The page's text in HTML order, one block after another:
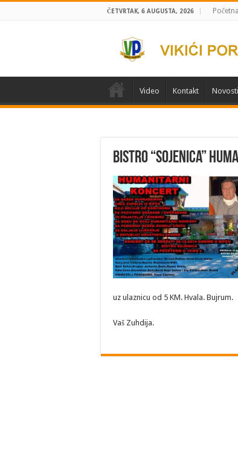
ČETVRTAK, 6 AUGUSTA, 2026 Početna
Video Kontakt Novosti
Bistro “Sojenica”
uz ulaznicu od 5 KM. Hvala. Bujrum.
Vaš Zuhdija.